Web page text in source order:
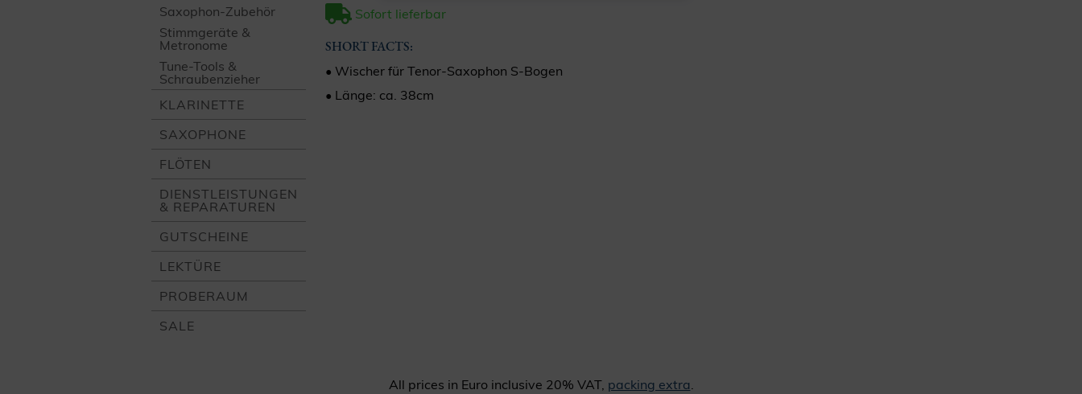
Saxophon-Zubehör
Stimmgeräte &
Metronome
Tune-Tools &
Schrauben­zieher
KLARINETTE
SAXOPHONE
FLÖTEN
DIENST­LEISTUNGEN
& REPARATUREN
GUTSCHEINE
LEKTÜRE
PROBERAUM
SALE
Sofort lieferbar
SHORT FACTS:
• Wischer für Tenor-Saxophon S-Bogen
• Länge: ca. 38cm
All prices in Euro inclusive 20% VAT, packing extra.